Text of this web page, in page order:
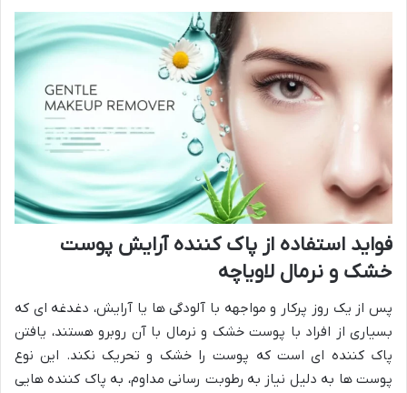
فواید استفاده از پاک کننده آرایش پوست
خشک و نرمال لاویاچه
پس از یک روز پرکار و مواجهه با آلودگی ها یا آرایش، دغدغه ای که
بسیاری از افراد با پوست خشک و نرمال با آن روبرو هستند، یافتن
پاک کننده ای است که پوست را خشک و تحریک نکند. این نوع
پوست ها به دلیل نیاز به رطوبت رسانی مداوم، به پاک کننده هایی